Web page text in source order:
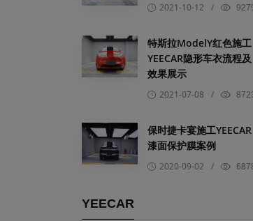
2021-10-12 /
特斯拉ModelY红色施工
YEECAR隐形车衣流程及
效果展示
2021-07-08 /
保时捷卡宴施工YEECAR
漆面保护膜案例
2020-09-02 /
YEECAR